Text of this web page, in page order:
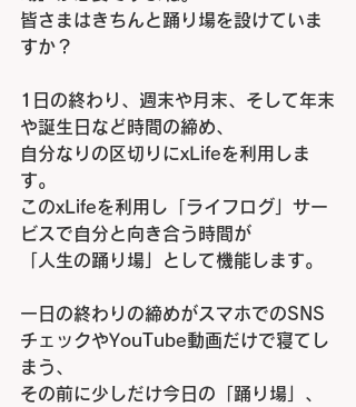
皆さまはきちんと踊り場を設けていま
すか？
1 日の終わり、週末や月末、そして年末
や誕生日など時間の締め、
自分なりの区切りにxLifeを利用しま
す。
このxLifeを利用し「ライフログ」サー
ビスで自分と向き合う時間が
「人生の踊り場」として機能します。
一日の終わりの締めがスマホでのSNS
チェックやYouTube動画だけで寝てし
まう、
その前に少しだけ今日の「踊り場」、